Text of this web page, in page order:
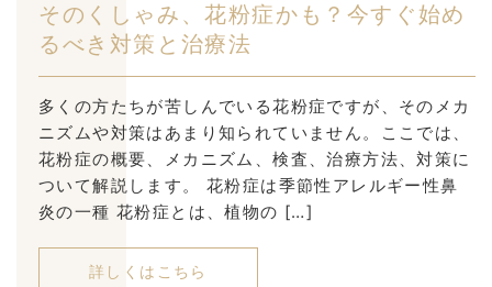
そのくしゃみ、花粉症かも？今すぐ始め
るべき対策と治療法
多くの方たちが苦しんでいる花粉症ですが、そのメカ
ニズムや対策はあまり知られていません。ここでは、
花粉症の概要、メカニズム、検査、治療方法、対策に
ついて解説します。 花粉症は季節性アレルギー性鼻
炎の一種 花粉症とは、植物の […]
詳しくはこちら